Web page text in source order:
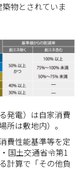
物とされていま
発電）は自家消費
所は敷地内）。
費性能基準等を定
国土交通省令第1
計算で「その他負